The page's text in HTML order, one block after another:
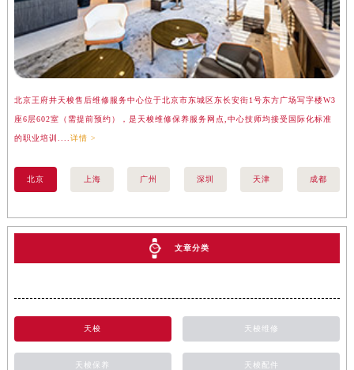
北京王府井天梭售后维修服务中心位于北京市东城区东长安街1号东方广场写字楼W3
座6层602室（需提前预约），是天梭维修保养服务网点,中心技师均接受国际化标准
的职业培训.... 详情 >
北京 上海 广州 深圳 天津 成都
文章分类
天梭 天梭维修
天梭保养 天梭配件